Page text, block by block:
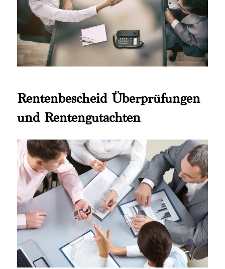
Rentenbescheid Überprüfungen
und Rentengutachten